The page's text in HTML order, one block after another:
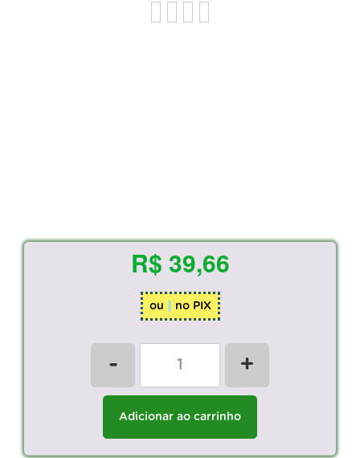
R$ 39,66
ou no PIX
- +
Adicionar ao carrinho